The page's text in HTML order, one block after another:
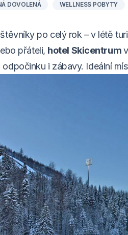
DOVOLENÁ WELLNESS POBYTY
po celý rok – v létě
přáteli, hotel Skicentrum
i zábavy. Ideální